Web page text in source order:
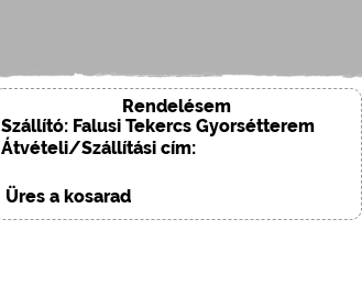
Rendelésem
Szállító: Falusi Tekercs Gyorsétterem
Átvételi/Szállítási cím:
Üres a kosarad